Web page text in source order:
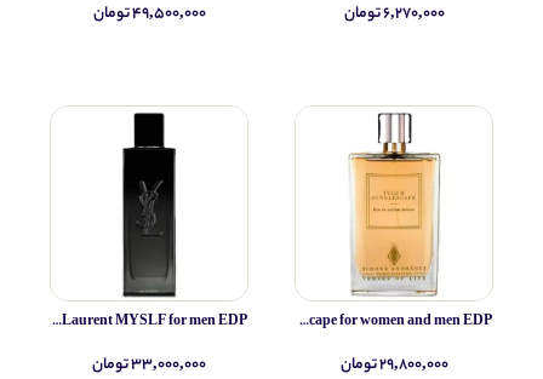
۶,۲۷۰,۰۰۰ تومان
Simone Andreoli Tulum Junglescape for women and men EDP
۲۹,۸۰۰,۰۰۰ تومان
۴۹,۵۰۰,۰۰۰ تومان
Yves Saint Laurent MYSLF for men EDP
۳۳,۰۰۰,۰۰۰ تومان